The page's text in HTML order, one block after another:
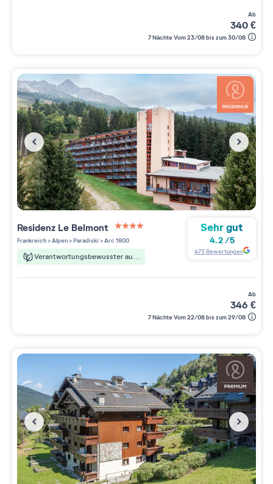
ab
340€
7 Nächte Vom 23/08 bis zum 30/08
Residenz Le Belmont
4 étoiles sur 5
Frankreich>Alpen>Paradiski >Arc 1800
Verantwortungsbewusster aufenthalt
Sehr gut
4.2/5
473Bewertungen
ab
346 €
7 Nächte Vom 22/08 bis zum 29/08